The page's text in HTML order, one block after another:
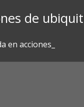
de
en acciones_